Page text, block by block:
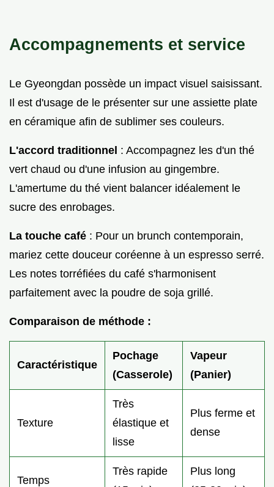
Accompagnements et service
Le Gyeongdan possède un impact visuel saisissant.
Il est d'usage de le présenter sur une assiette plate
en céramique afin de sublimer ses couleurs.
L'accord traditionnel : Accompagnez les d'un thé
vert chaud ou d'une infusion au gingembre.
L'amertume du thé vient balancer idéalement le
sucre des enrobages.
La touche café : Pour un brunch contemporain,
mariez cette douceur coréenne à un espresso serré.
Les notes torréfiées du café s'harmonisent
parfaitement avec la poudre de soja grillé.
Comparaison de méthode :
Caractéristique
Pochage
(Casserole)
Vapeur
(Panier)
Texture
Très
élastique et
lisse
Plus ferme et
dense
Temps
Très rapide
Plus long